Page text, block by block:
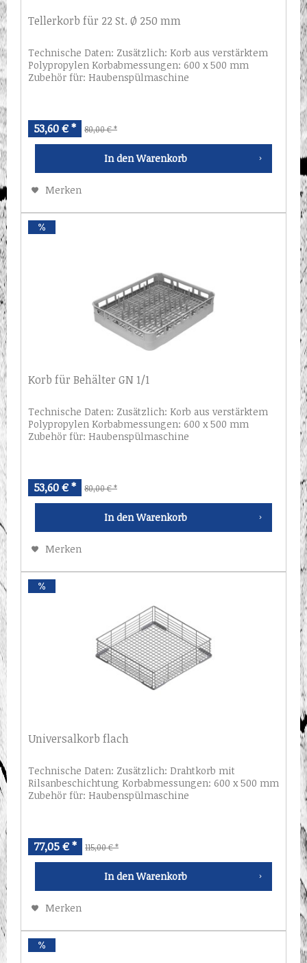
Tellerkorb für 22 St. Ø 250 mm
Technische Daten: Zusätzlich: Korb aus verstärktem
Polypropylen Korbabmessungen: 600 x 500 mm
Zubehör für: Haubenspülmaschine
53,60 € * 80,00 € *
In den Warenkorb
Merken
Korb für Behälter GN 1/1
Technische Daten: Zusätzlich: Korb aus verstärktem
Polypropylen Korbabmessungen: 600 x 500 mm
Zubehör für: Haubenspülmaschine
53,60 € * 80,00 € *
In den Warenkorb
Merken
Universalkorb flach
Technische Daten: Zusätzlich: Drahtkorb mit
Rilsanbeschichtung Korbabmessungen: 600 x 500 mm
Zubehör für: Haubenspülmaschine
77,05 € * 115,00 € *
In den Warenkorb
Merken